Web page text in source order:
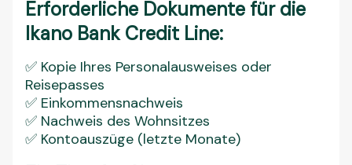
müssen Sie unbedingt einige wichtige
Faktoren berücksichtigen. Achten Sie
überbeanspruchen, und verfügen Sie über
einen klaren Rückzahlungsplan, um Ihren
geliehenen Betrag effektiv zu verwalten.
Bedenken Sie außerdem, dass der Zinssatz